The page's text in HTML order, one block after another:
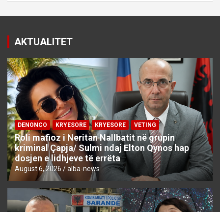
AKTUALITET
DENONCO KRYESORE KRYESORE VETING
Roli mafioz i Neritan Nallbatit në grupin
kriminal Çapja/ Sulmi ndaj Elton Qynos hap
dosjen e lidhjeve të errëta
August 6, 2026 alba-news